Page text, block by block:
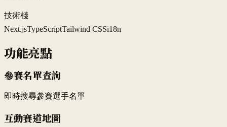
技術棧
Next.jsTypeScriptTailwind CSSi18n
功能亮點
參賽名單查詢
即時搜尋參賽選手名單
互動賽道地圖